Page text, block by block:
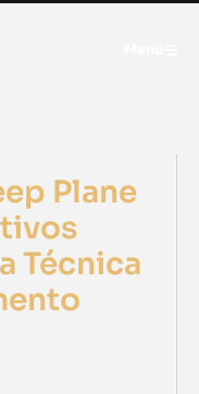
Plane
Técnica